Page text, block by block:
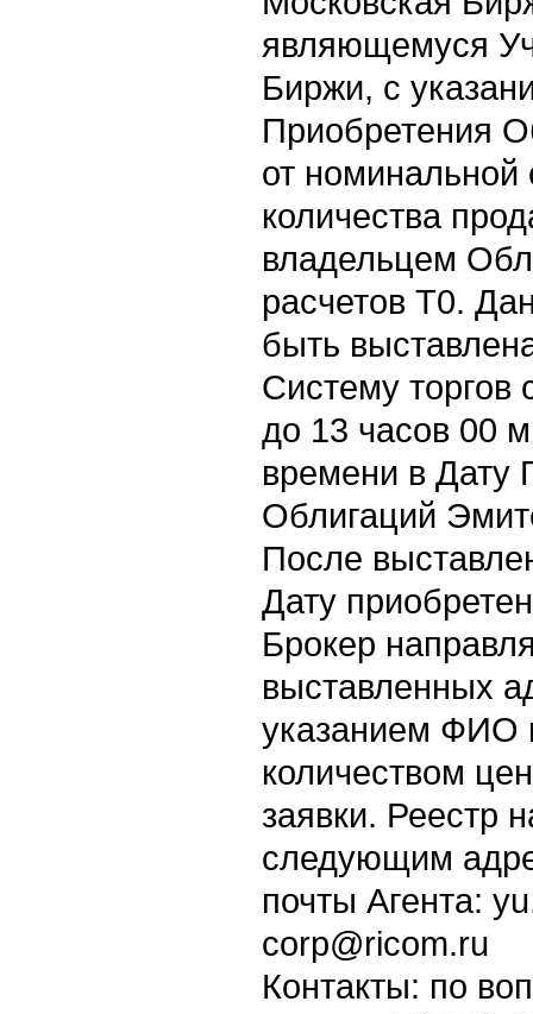
являющемуся
Биржи, с
Приобретения
от номинальной
количества
владельцем
расчетов Т0.
быть
Систему торгов
до 13 часов 00
времени в Дату
Облигаций
После
Дату
Брокер
выставленных
указанием ФИО
количеством
заявки. Реестр
следующим
почты Агента:
corp@ricom.ru
Контакты: по